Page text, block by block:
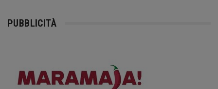
PUBBLICITÀ